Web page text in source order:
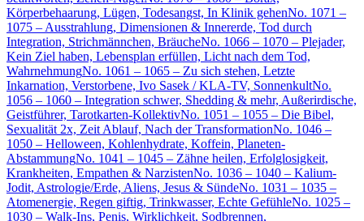
Körperbehaarung, Lügen, Todesangst, In Klinik gehenNo. 1071 –
1075 – Ausstrahlung, Dimensionen & Innererde, Tod durch
Integration, Strichmännchen, BräucheNo. 1066 – 1070 – Plejader,
Kein Ziel haben, Lebensplan erfüllen, Licht nach dem Tod,
WahrnehmungNo. 1061 – 1065 – Zu sich stehen, Letzte
Inkarnation, Verstorbene, Ivo Sasek / KLA-TV, SonnenkultNo.
1056 – 1060 – Integration schwer, Shedding & mehr, Außerirdische,
Geistführer, Tarotkarten-KollektivNo. 1051 – 1055 – Die Bibel,
Sexualität 2x, Zeit Ablauf, Nach der TransformationNo. 1046 –
1050 – Helloween, Kohlenhydrate, Koffein, Planeten-
AbstammungNo. 1041 – 1045 – Zähne heilen, Erfolglosigkeit,
Krankheiten, Empathen & NarzistenNo. 1036 – 1040 – Kalium-
Jodit, Astrologie/Erde, Aliens, Jesus & SündeNo. 1031 – 1035 –
Atomenergie, Regen giftig, Trinkwasser, Echte GefühleNo. 1025 –
1030 – Walk-Ins, Penis, Wirklichkeit, Sodbrennen,